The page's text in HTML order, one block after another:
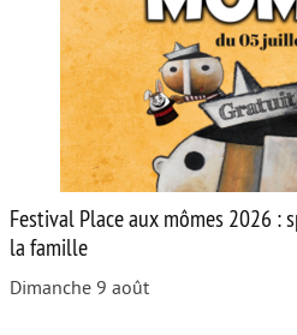
Festival Place aux mômes 2026
la famille
Dimanche 9 août